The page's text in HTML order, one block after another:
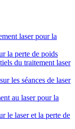
laser pour la
la perte de poids
du traitement laser
les séances de laser
au laser pour la
le laser et la perte de